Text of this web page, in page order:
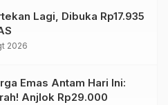
Lagi, Dibuka Rp17.935
2026
Emas Antam Hari Ini:
Anjlok Rp29.000